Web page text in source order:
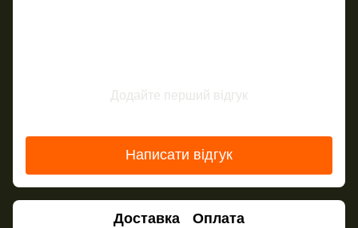
Додайте перший відгук
Написати відгук
Доставка Оплата